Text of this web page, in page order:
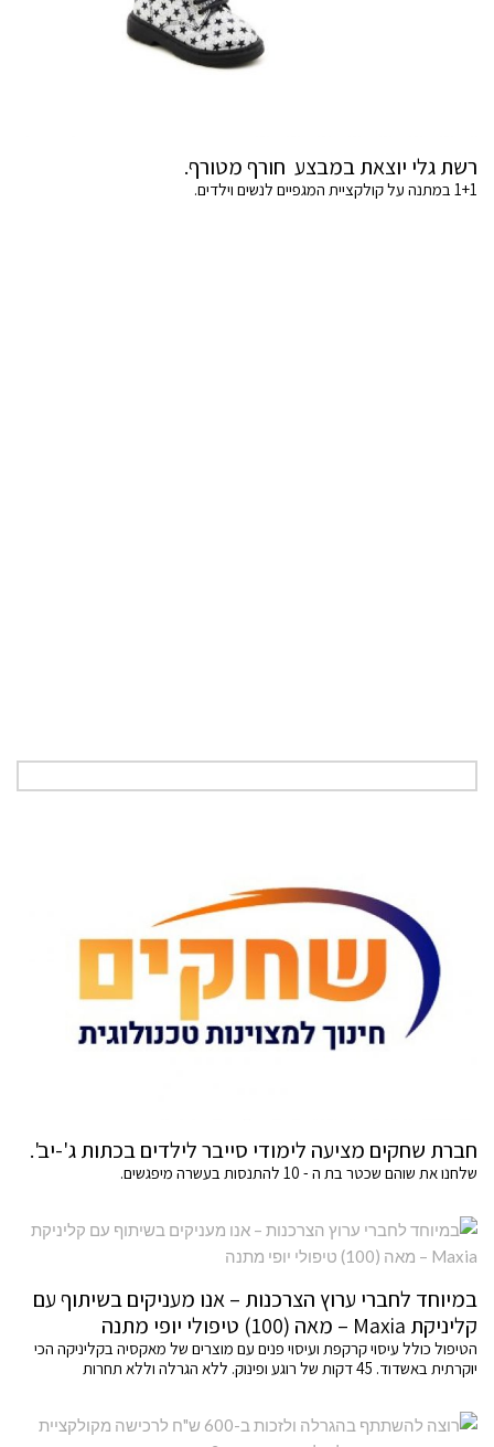
רשת גלי יוצאת במבצע חורף מטורף.
1+1 במתנה על קולקציית המגפיים לנשים וילדים.
חברת שחקים מציעה לימודי סייבר לילדים בכתות ג'-יב'.
שלחנו את שוהם שכטר בת ה - 10 להתנסות בעשרה מיפגשים.
במיוחד לחברי ערוץ הצרכנות – אנו מעניקים בשיתוף עם
קליניקת Maxia – מאה (100) טיפולי יופי מתנה
הטיפול כולל עיסוי קרקפת ועיסוי פנים עם מוצרים של מאקסיה בקליניקה הכי
יוקרתית באשדוד. 45 דקות של רוגע ופינוק. ללא הגרלה וללא תחרות